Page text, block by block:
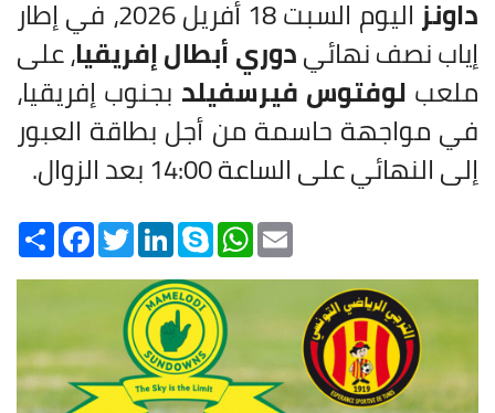
داونز اليوم السبت 18 أفريل 2026، في إطار
إياب نصف نهائيدوري أبطال إفريقيا، على
ملعب لوفتوس فيرسفيلد بجنوب إفريقيا،
في مواجهة حاسمة من أجل بطاقة العبور
إلى النهائي على الساعة 14:00 بعد الزوال.
Share
FacebookTwitterLinkedInSkype
WhatsAppEmail